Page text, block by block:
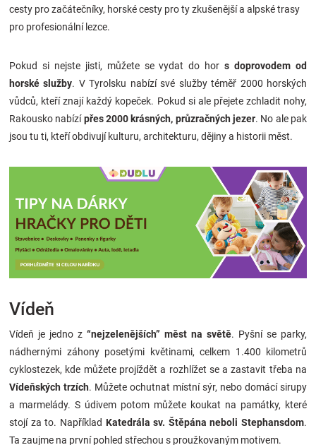
cesty pro začátečníky, horské cesty pro ty zkušenější a alpské trasy
pro profesionální lezce.
Pokud si nejste jisti, můžete se vydat do hors doprovodem od
horské služby. V Tyrolsku nabízí své služby téměř 2000 horských
vůdců, kteří znají každý kopeček. Pokud si ale přejete zchladit nohy,
Rakousko nabízípřes 2000 krásných, průzračných jezer. No ale pak
jsou tu ti, kteří obdivují kulturu, architekturu, dějiny a historii měst.
Vídeň
Vídeň je jedno z “nejzelenějších” měst na světě. Pyšní se parky,
nádhernými záhony posetými květinami, celkem 1.400 kilometrů
cyklostezek, kde můžete projíždět a rozhlížet se a zastavit třeba na
Vídeňských trzích. Můžete ochutnat místní sýr, nebo domácí sirupy
a marmelády. S údivem potom můžete koukat na památky, které
stojí za to. Například Katedrála sv. Štěpána neboli Stephansdom.
Ta zaujme na první pohled střechou s proužkovaným motivem.